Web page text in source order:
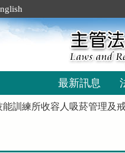
最新訊息
能訓練所收容人吸菸管理及